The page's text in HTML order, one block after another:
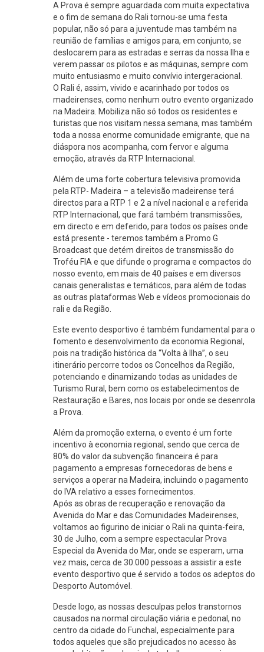
A Prova é sempre aguardada com muita expectativa
e o fim de semana do Rali tornou-se uma festa
popular, não só para a juventude mas também na
reunião de famílias e amigos para, em conjunto, se
deslocarem para as estradas e serras da nossa Ilha e
verem passar os pilotos e as máquinas, sempre com
muito entusiasmo e muito convívio intergeracional.
O Rali é, assim, vivido e acarinhado por todos os
madeirenses, como nenhum outro evento organizado
na Madeira. Mobiliza não só todos os residentes e
turistas que nos visitam nessa semana, mas também
toda a nossa enorme comunidade emigrante, que na
diáspora nos acompanha, com fervor e alguma
emoção, através da RTP Internacional.
Além de uma forte cobertura televisiva promovida
pela RTP- Madeira – a televisão madeirense terá
directos para a RTP 1 e 2 a nível nacional e a referida
RTP Internacional, que fará também transmissões,
em directo e em deferido, para todos os países onde
está presente - teremos também a Promo G
Broadcast que detém direitos de transmissão do
Troféu FIA e que difunde o programa e compactos do
nosso evento, em mais de 40 países e em diversos
canais generalistas e temáticos, para além de todas
as outras plataformas Web e vídeos promocionais do
rali e da Região.
Este evento desportivo é também fundamental para o
fomento e desenvolvimento da economia Regional,
pois na tradição histórica da “Volta à Ilha”, o seu
itinerário percorre todos os Concelhos da Região,
potenciando e dinamizando todas as unidades de
Turismo Rural, bem como os estabelecimentos de
Restauração e Bares, nos locais por onde se desenrola
a Prova.
Além da promoção externa, o evento é um forte
incentivo à economia regional, sendo que cerca de
80% do valor da subvenção financeira é para
pagamento a empresas fornecedoras de bens e
serviços a operar na Madeira, incluindo o pagamento
do IVA relativo a esses fornecimentos.
Após as obras de recuperação e renovação da
Avenida do Mar e das Comunidades Madeirenses,
voltamos ao figurino de iniciar o Rali na quinta-feira,
30 de Julho, com a sempre espectacular Prova
Especial da Avenida do Mar, onde se esperam, uma
vez mais, cerca de 30.000 pessoas a assistir a este
evento desportivo que é servido a todos os adeptos do
Desporto Automóvel.
Desde logo, as nossas desculpas pelos transtornos
causados na normal circulação viária e pedonal, no
centro da cidade do Funchal, especialmente para
todos aqueles que são prejudicados no acesso às